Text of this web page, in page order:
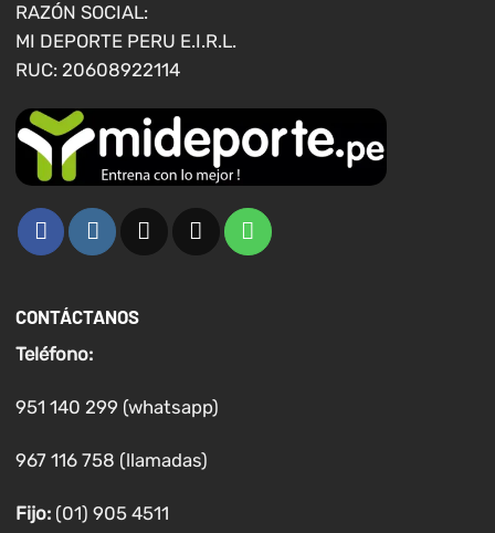
RAZÓN SOCIAL:
MI DEPORTE PERU E.I.R.L.
RUC: 20608922114
CONTÁCTANOS
Teléfono:
951 140 299 (whatsapp)
967 116 758 (llamadas)
Fijo:(01) 905 4511